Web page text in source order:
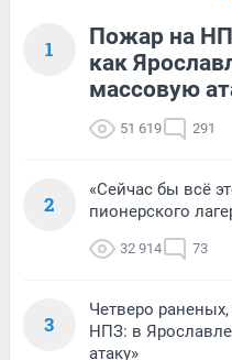
1
Пожар на
как
массовую
51 619 291
2
«Сейчас бы всё
пионерского
32 914 73
3
Четверо
НПЗ: в
атаку»